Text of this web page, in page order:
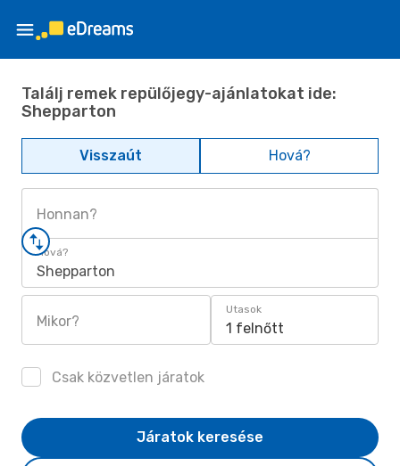
Találj remek repülőjegy-ajánlatokat ide:
Shepparton
Visszaút Hová?
Honnan?
Hová?
Shepparton
Mikor?
Utasok
1 felnőtt
Csak közvetlen járatok
Járatok keresése